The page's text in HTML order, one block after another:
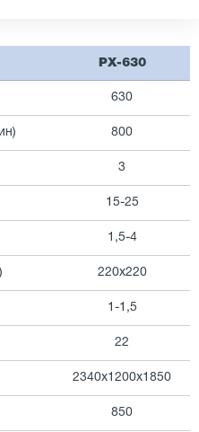
PX-630
630
800
3
15-25
1,5-4
220х220
1-1,5
22
2340х1200х1850
850